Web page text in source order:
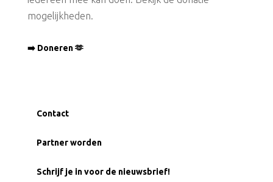
mogelijkheden.
➡️ Doneren 🫶
Contact
Partner worden
Schrijf je in voor de nieuwsbrief!